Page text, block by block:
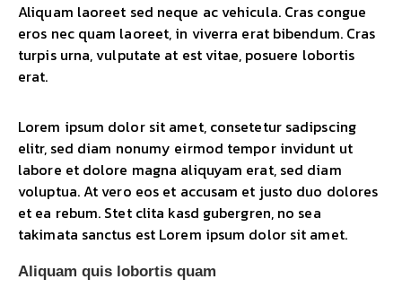
Aliquam laoreet sed neque ac vehicula. Cras congue
eros nec quam laoreet, in viverra erat bibendum. Cras
turpis urna, vulputate at est vitae, posuere lobortis
erat.
Lorem ipsum dolor sit amet, consetetur sadipscing
elitr, sed diam nonumy eirmod tempor invidunt ut
labore et dolore magna aliquyam erat, sed diam
voluptua. At vero eos et accusam et justo duo dolores
et ea rebum. Stet clita kasd gubergren, no sea
takimata sanctus est Lorem ipsum dolor sit amet.
Aliquam quis lobortis quam